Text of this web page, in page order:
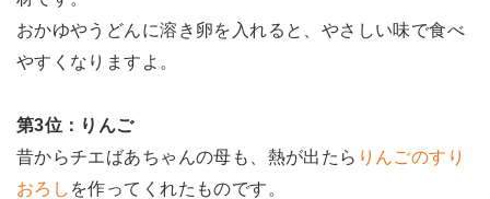
おかゆやうどんに溶き卵を入れると、やさしい味で食べ
やすくなりますよ。
第3位：りんご
昔からチエばあちゃんの母も、熱が出たら りんごのすり
おろし
を作ってくれたものです。